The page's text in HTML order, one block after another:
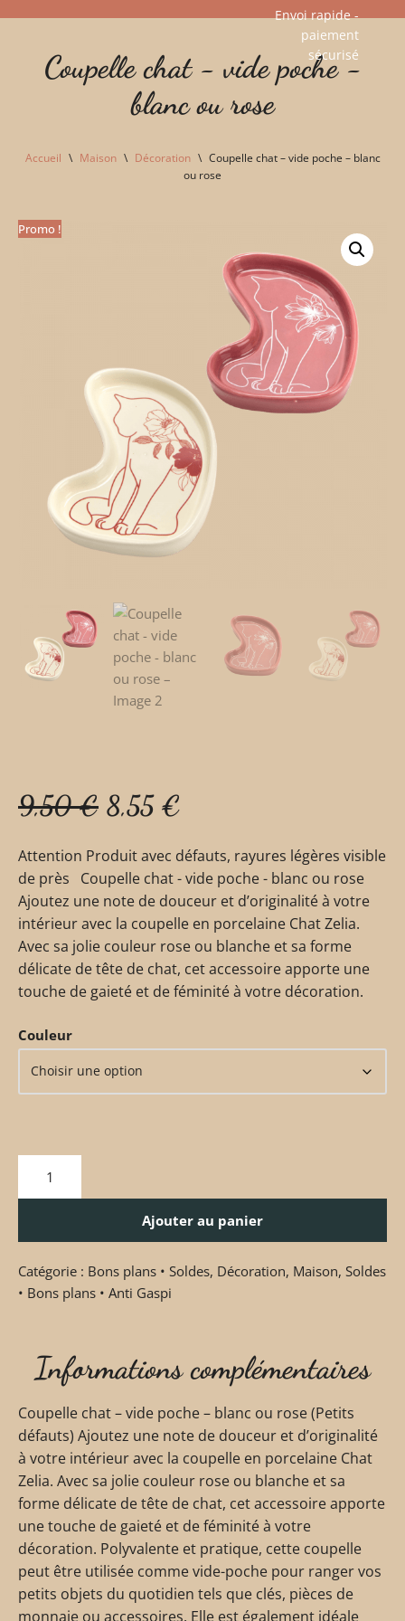
Envoi rapide -
paiement
sécurisé​
Coupelle chat - vide poche -
blanc ou rose
Accueil \ Maison \ Décoration \ Coupelle chat – vide poche – blanc
ou rose
Promo !
9,50€ 8,55 €
Attention Produit avec défauts, rayures légères visible
de près Coupelle chat - vide poche - blanc ou rose
Ajoutez une note de douceur et d’originalité à votre
intérieur avec la coupelle en porcelaine Chat Zelia.
Avec sa jolie couleur rose ou blanche et sa forme
délicate de tête de chat, cet accessoire apporte une
touche de gaieté et de féminité à votre décoration.
Couleur
Ajouter au panier
Catégorie : Bons plans • Soldes, Décoration, Maison, Soldes
• Bons plans • Anti Gaspi
Informations complémentaires
Coupelle chat – vide poche – blanc ou rose (Petits
défauts) Ajoutez une note de douceur et d’originalité
à votre intérieur avec la coupelle en porcelaine Chat
Zelia. Avec sa jolie couleur rose ou blanche et sa
forme délicate de tête de chat, cet accessoire apporte
une touche de gaieté et de féminité à votre
décoration. Polyvalente et pratique, cette coupelle
peut être utilisée comme vide-poche pour ranger vos
petits objets du quotidien tels que clés, pièces de
monnaie ou accessoires. Elle est également idéale